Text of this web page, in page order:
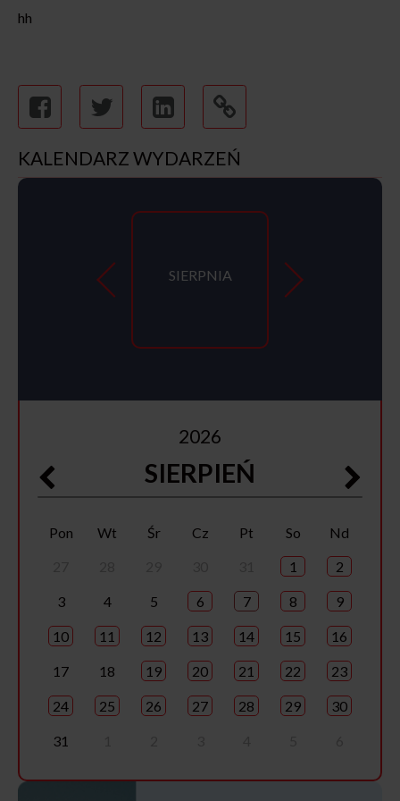
hh
KALENDARZ WYDARZEŃ
SIERPNIA
2026
SIERPIEŃ
Pon Wt Śr Cz Pt So
Nd
1 2
3 4 5 6 7 8 9
10 11 12 13 14 15 16
17 18 19 20 21 22 23
24 25 26 27 28 29 30
31